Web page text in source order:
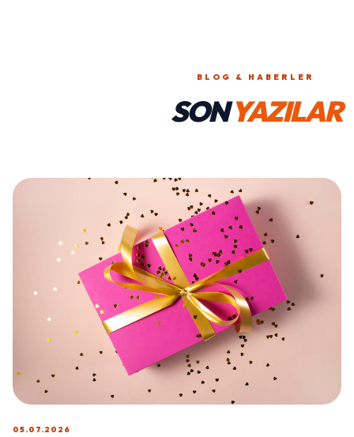
BLOG & HABERLER
SONYAZILAR
05.07.2026